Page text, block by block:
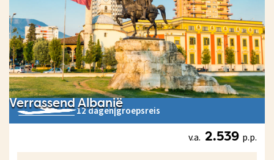
Verrassend Albanië
12 dagen|groepsreis
v.a. 2.539 p.p.